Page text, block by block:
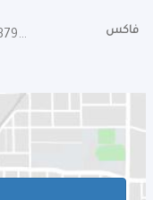
فاكس 043790337